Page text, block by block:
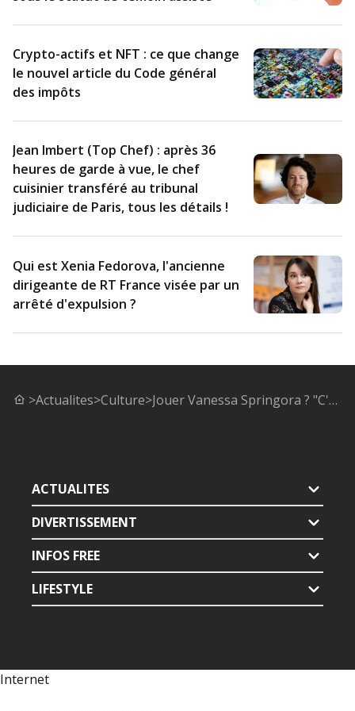
Crypto-actifs et NFT : ce que change
le nouvel article du Code général
des impôts
Jean Imbert (Top Chef) : après 36
heures de garde à vue, le chef
cuisinier transféré au tribunal
judiciaire de Paris, tous les détails !
Qui est Xenia Fedorova, l'ancienne
dirigeante de RT France visée par un
arrêté d'expulsion ?
>Actualites>Culture> Jouer Vanessa Springora ? "C'est faire partie d'une révolution", selon Ludivine Sagnier
ACTUALITES
DIVERTISSEMENT
INFOS FREE
LIFESTYLE
Internet